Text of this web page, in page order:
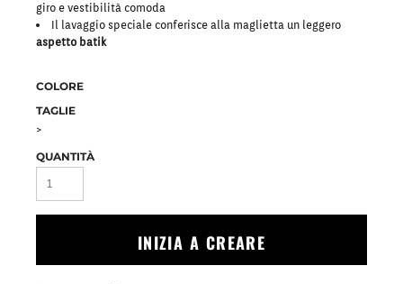
giro e vestibilità comoda
Il lavaggio speciale conferisce alla maglietta un leggero
aspetto batik
COLORE
TAGLIE
>
QUANTITÀ
INIZIA A CREARE